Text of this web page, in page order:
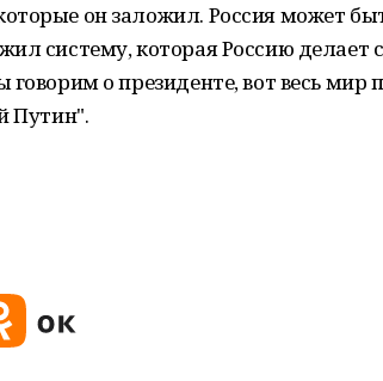
он заложил. Россия может
систему, которая Россию делает
о президенте, вот весь мир
Путин".